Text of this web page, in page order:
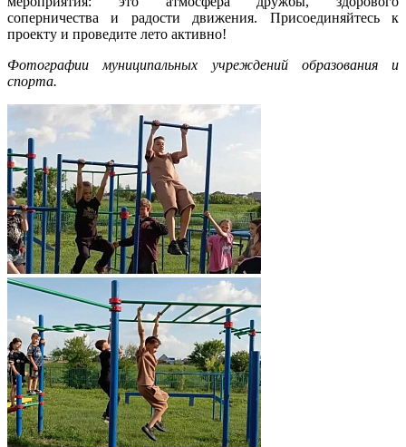
соперничества и радости движения. Присоединяйтесь к
проекту и проведите лето активно!
Фотографии муниципальных учреждений образования и
спорта.